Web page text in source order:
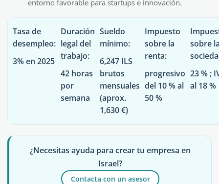
entorno favorable para startups e innovación.
Tasa de
desempleo:
3% en 2025
Duración
legal del
trabajo:
42 horas
por
semana
Sueldo
mínimo:
6,247 ILS
brutos
mensuales
(aprox.
1,630 €)
Impuesto
sobre la
renta:
progresivo
del 10 % al
50 %
sobre
23 % ;
al 18 %
¿Necesitas ayuda para crear tu empresa en
Israel?
Contacta con un asesor